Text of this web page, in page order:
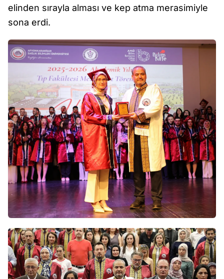
elinden sırayla alması ve kep atma merasimiyle
sona erdi.